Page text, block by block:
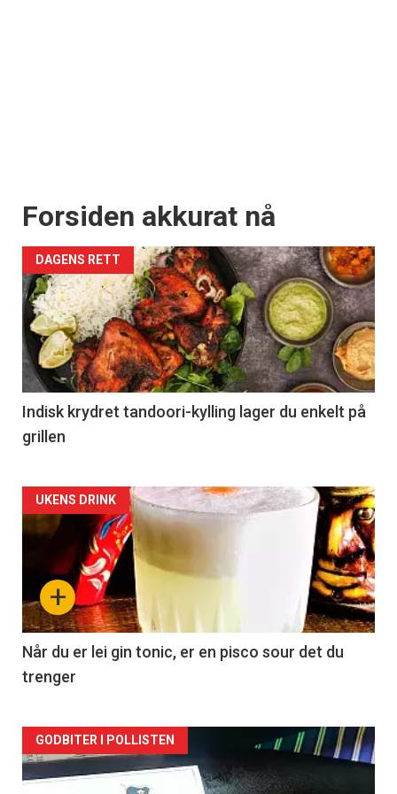
Forsiden akkurat nå
DAGENS RETT
Indisk krydret tandoori-kylling lager du enkelt på
grillen
Forsiden
akkurat
nå
-
2
+
UKENS DRINK
Når du er lei gin tonic, er en pisco sour det du
trenger
Forsiden
akkurat
GODBITER I POLLISTEN